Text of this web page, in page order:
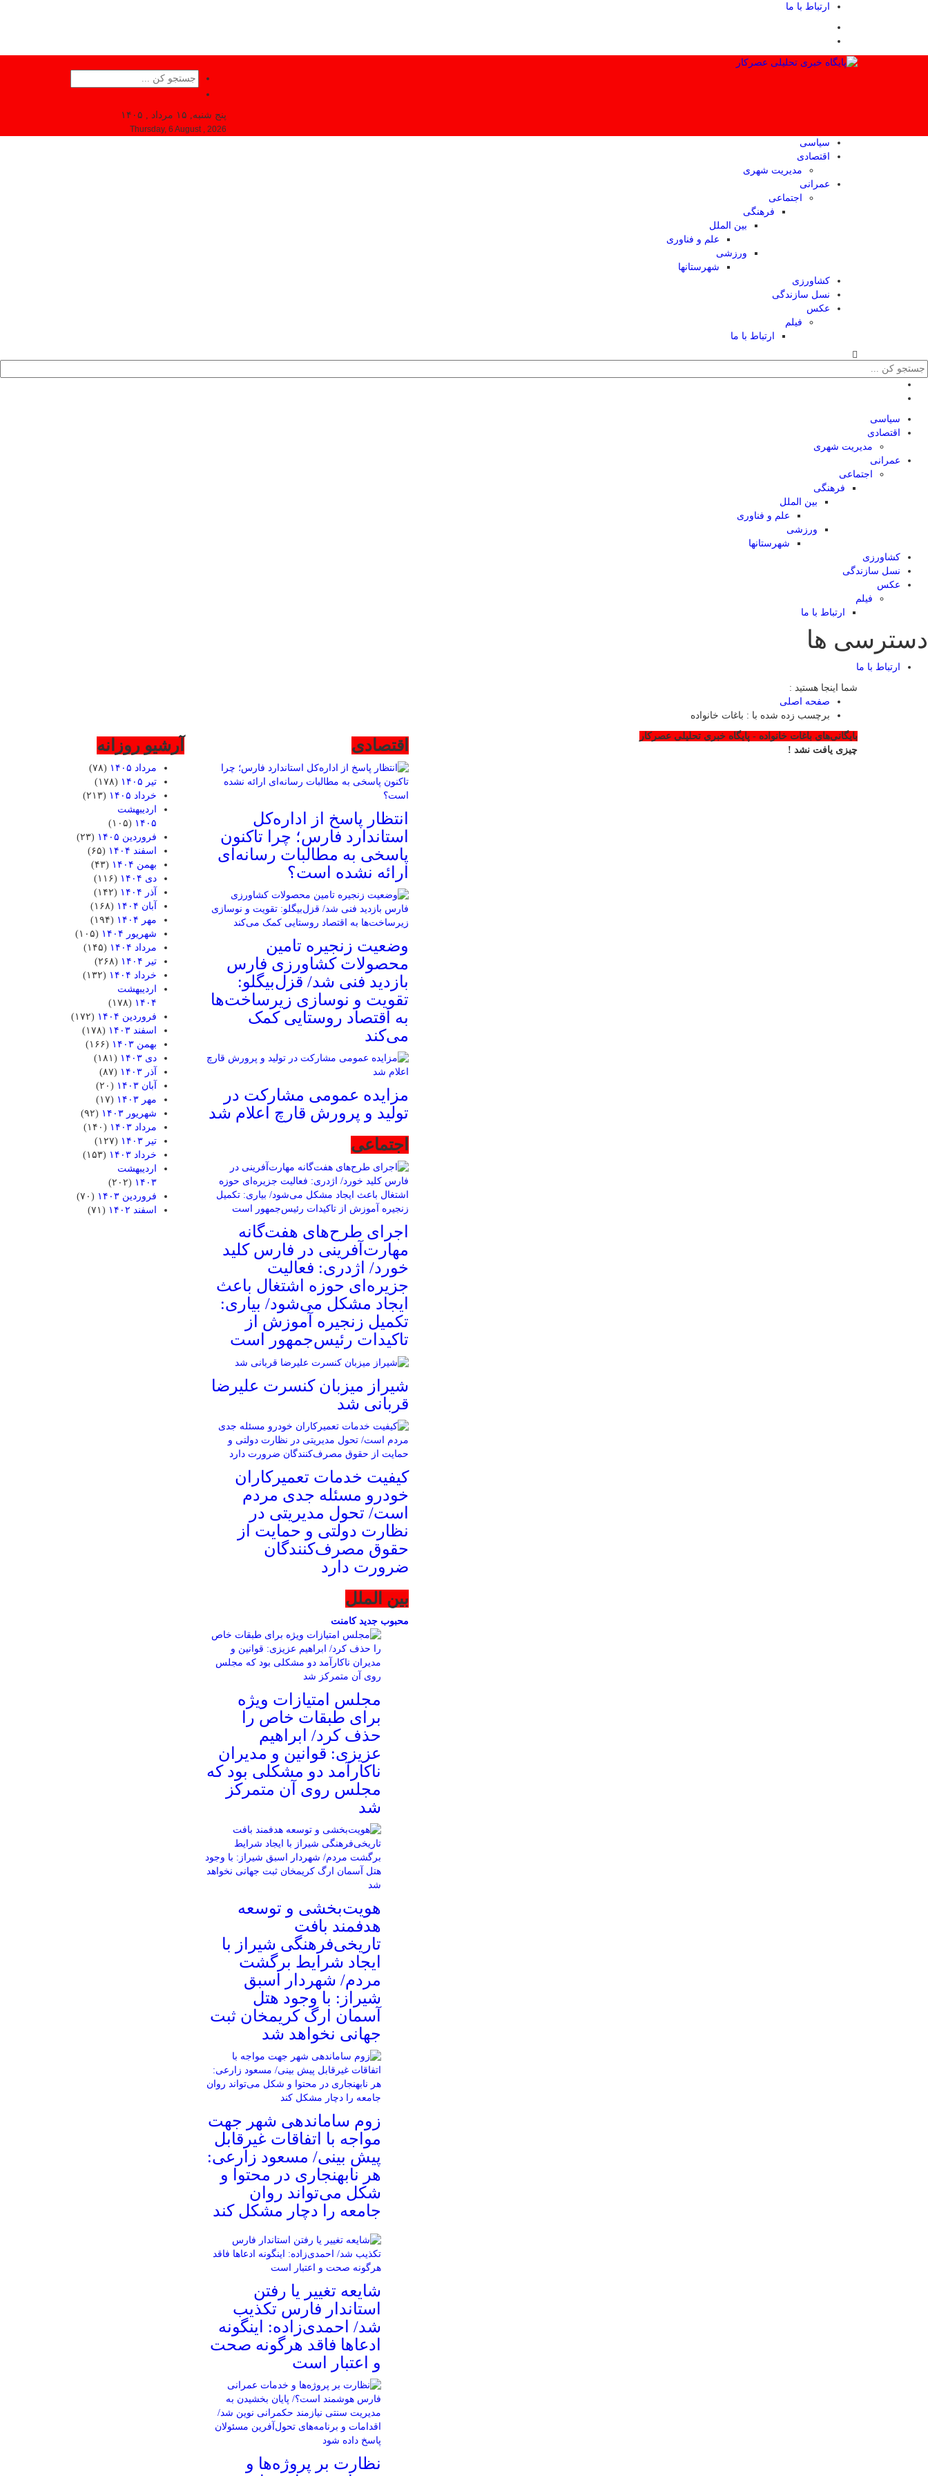
ارتباط با ما
پنج شنبه, ۱۵ مرداد , ۱۴۰۵
Thursday, 6 August , 2026
سیاسی
اقتصادی
مدیریت شهری
عمرانی
اجتماعی
فرهنگی
بین الملل
علم و فناوری
ورزشی
شهرستانها
کشاورزی
نسل سازندگی
عکس
فیلم
ارتباط با ما
سیاسی
اقتصادی
مدیریت شهری
عمرانی
اجتماعی
فرهنگی
بین الملل
علم و فناوری
ورزشی
شهرستانها
کشاورزی
نسل سازندگی
عکس
فیلم
ارتباط با ما
دسترسی ها
ارتباط با ما
شما اینجا هستید :
صفحه اصلی
برچسب زده شده با : باغات خانواده
بایگانی‌های باغات خانواده - پایگاه خبری تحلیلی عصرکار
چیزی یافت نشد !
اقتصادی
انتظار پاسخ از اداره‌کل
استاندارد فارس؛ چرا تاکنون
پاسخی به مطالبات رسانه‌ای
ارائه نشده است؟
وضعیت زنجیره تامین
محصولات کشاورزی فارس
بازدید فنی شد/ قزل‌بیگلو:
تقویت و نوسازی زیرساخت‌ها
به اقتصاد روستایی کمک
می‌کند
مزایده عمومی مشارکت در
تولید و پرورش قارچ اعلام شد
اجتماعی
اجرای طرح‌های هفت‌گانه
مهارت‌آفرینی در فارس کلید
خورد/ اژدری: فعالیت
جزیره‌‌ای حوزه اشتغال باعث
ایجاد مشکل می‌شود/ بیاری:
تکمیل زنجیره آموزش از
تاکیدات رئیس‌جمهور است
شیراز میزبان کنسرت علیرضا
قربانی شد
کیفیت خدمات تعمیرکاران
خودرو مسئله جدی مردم
است/ تحول مدیریتی در
نظارت دولتی و حمایت از
حقوق مصرف‌کنندگان
ضرورت دارد
بین الملل
محبوب جدیدکامنت
مجلس امتیازات ویژه
برای طبقات خاص را
حذف کرد/ ابراهیم
عزیزی: قوانین و مدیران
ناکارآمد دو مشکلی بود که
مجلس روی آن متمرکز
شد
هویت‌بخشی و توسعه
هدفمند بافت
تاریخی‌فرهنگی شیراز با
ایجاد شرایط برگشت
مردم/ شهردار اسبق
شیراز: با وجود هتل
آسمان ارگ کریمخان ثبت
جهانی نخواهد شد
زوم ساماندهی شهر جهت
مواجه با اتفاقات غیرقابل
پیش بینی/ مسعود زارعی:
هر نابهنجاری در محتوا و
شکل می‌تواند روان
جامعه را دچار مشکل کند
شایعه تغییر یا رفتن
استاندار فارس تکذیب
شد/ احمدی‌زاده: اینگونه
ادعاها فاقد هرگونه صحت
و اعتبار است
نظارت بر پروژه‌ها و
آرشیو روزانه
مرداد ۱۴۰۵
(۷۸)
تیر ۱۴۰۵
(۱۷۸)
خرداد ۱۴۰۵
(۲۱۳)
اردیبهشت
۱۴۰۵ (۱۰۵)
فروردین ۱۴۰۵
(۲۳)
اسفند ۱۴۰۴
(۶۵)
بهمن ۱۴۰۴
(۴۳)
دی ۱۴۰۴
(۱۱۶)
آذر ۱۴۰۴
(۱۴۲)
آبان ۱۴۰۴
(۱۶۸)
مهر ۱۴۰۴
(۱۹۴)
شهریور ۱۴۰۴
(۱۰۵)
مرداد ۱۴۰۴
(۱۴۵)
تیر ۱۴۰۴
(۲۶۸)
خرداد ۱۴۰۴
(۱۳۲)
اردیبهشت
۱۴۰۴ (۱۷۸)
فروردین ۱۴۰۴
(۱۷۲)
اسفند ۱۴۰۳
(۱۷۸)
بهمن ۱۴۰۳
(۱۶۶)
دی ۱۴۰۳
(۱۸۱)
آذر ۱۴۰۳
(۸۷)
آبان ۱۴۰۳
(۲۰)
مهر ۱۴۰۳
(۱۷)
شهریور ۱۴۰۳
(۹۲)
مرداد ۱۴۰۳
(۱۴۰)
تیر ۱۴۰۳
(۱۲۷)
خرداد ۱۴۰۳
(۱۵۳)
اردیبهشت
۱۴۰۳ (۲۰۲)
فروردین ۱۴۰۳
(۷۰)
اسفند ۱۴۰۲
(۷۱)